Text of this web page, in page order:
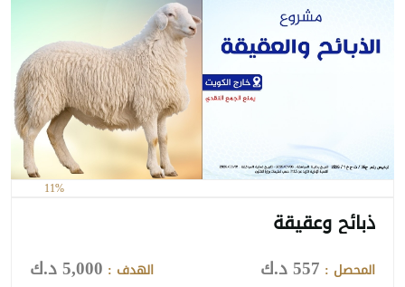
11%
ذبائح وعقيقة
المحصل : 557 د.ك الهدف : 5,000 د.ك